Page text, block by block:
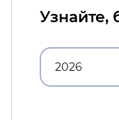
Узнайте,